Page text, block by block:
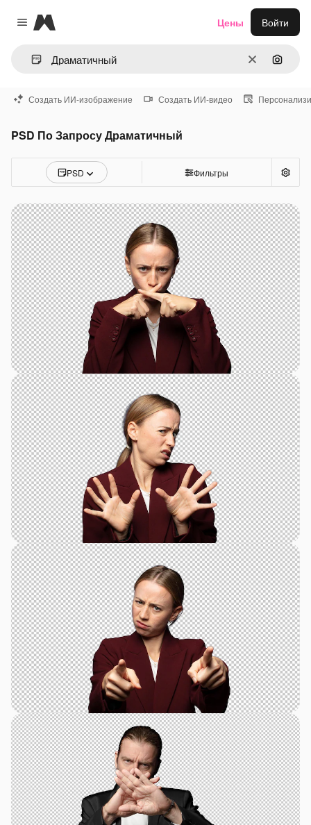
Close menu
Magnific
ОчиститьПоиск
Цены Войти
Создать ИИ-изображение Создать ИИ-видео
PSD По Запросу Драматичный
PSD Фильтры